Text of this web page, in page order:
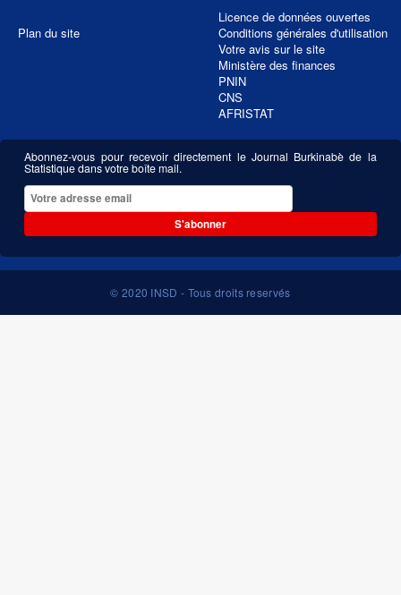
Plan du site
Licence de données ouvertes
Conditions générales d'utilisation
Votre avis sur le site
Ministère des finances
PNIN
CNS
AFRISTAT
Abonnez-vous pour recevoir directement le Journal Burkinabè de la
Statistique dans votre boîte mail.
S'abonner
© 2020 INSD - Tous droits reservés